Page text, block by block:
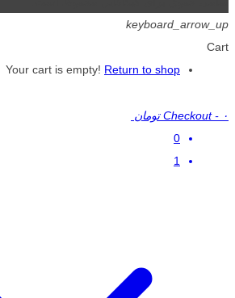
keyboard_arrow_up
Cart
Your cart is empty! Return to shop
Checkout - ۰ تومان
0
1